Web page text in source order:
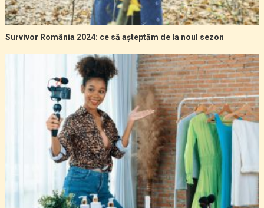
Survivor România 2024: ce să așteptăm de la noul sezon